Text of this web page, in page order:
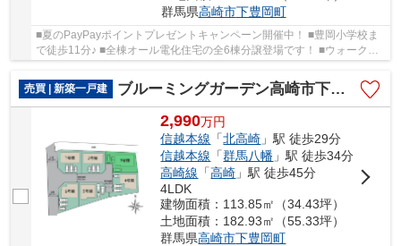
群馬県高崎市下豊岡町
■夏のPayPayポイントプレゼントキャンペーン開催中！ ■豊岡小学校ま
で徒歩11分♪ ■全棟オール電化住宅の全6棟分譲登場です！ ■ウォークイ
ンクローゼット2ヵ所完備で収納充実♪ ○豊岡小...
売買 | 新築一戸建
ブルーミングガーデン高崎市下豊岡町ー③
2,990万円
信越本線 「北高崎 」駅 徒歩29分
信越本線 「群馬八幡 」駅 徒歩34分
高崎線 「高崎 」駅 徒歩45分
4LDK
建物面積：113.85㎡（34.43坪）
土地面積：182.93㎡（55.33坪）
群馬県高崎市下豊岡町